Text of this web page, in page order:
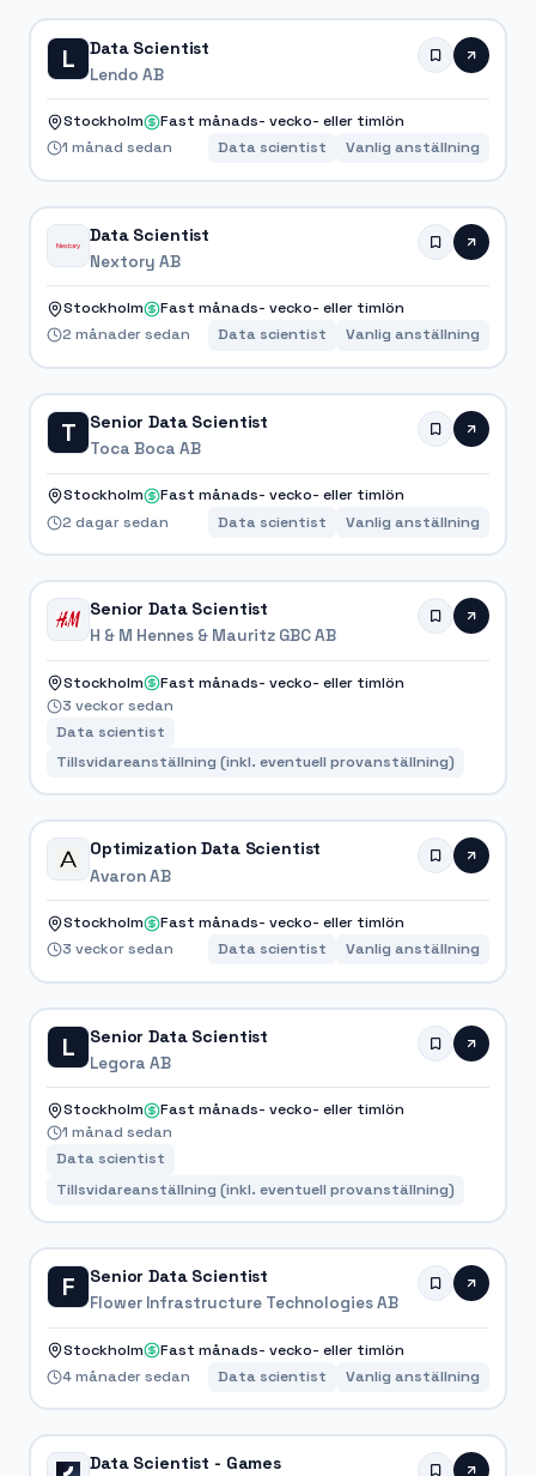
L Data Scientist
Lendo AB
Stockholm
Fast månads- vecko- eller timlön
1 månad sedan
Data scientist Vanlig anställning
Data Scientist
Nextory AB
Stockholm
Fast månads- vecko- eller timlön
2 månader sedan
Data scientist Vanlig anställning
T Senior Data Scientist
Toca Boca AB
Stockholm
Fast månads- vecko- eller timlön
2 dagar sedan
Data scientist Vanlig anställning
Senior Data Scientist
H & M Hennes & Mauritz GBC AB
Stockholm
Fast månads- vecko- eller timlön
3 veckor sedan
Data scientist
Tillsvidareanställning (inkl. eventuell provanställning)
Optimization Data Scientist
Avaron AB
Stockholm
Fast månads- vecko- eller timlön
3 veckor sedan
Data scientist Vanlig anställning
L Senior Data Scientist
Legora AB
Stockholm
Fast månads- vecko- eller timlön
1 månad sedan
Data scientist
Tillsvidareanställning (inkl. eventuell provanställning)
F Senior Data Scientist
Flower Infrastructure Technologies AB
Stockholm
Fast månads- vecko- eller timlön
4 månader sedan
Data scientist Vanlig anställning
Data Scientist - Games